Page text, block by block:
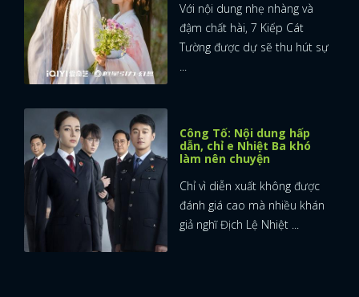
Với nội dung nhẹ nhàng và
đậm chất hài, 7 Kiếp Cát
Tường được dự sẽ thu hút sự
...
Công Tố: Nội dung hấp
dẫn, chỉ e Nhiệt Ba khó
làm nên chuyện
Chỉ vì diễn xuất không được
đánh giá cao mà nhiều khán
giả nghĩ Địch Lệ Nhiệt ...